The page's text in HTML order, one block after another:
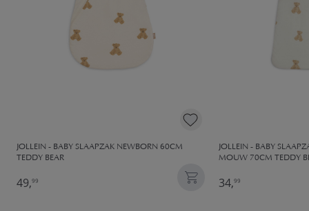
JOLLEIN - BABY SLAAPZAK NEWBORN 60CM
TEDDY BEAR
49,99
JOLLEIN - BABY
MOUW 70CM TEDDY
34,99